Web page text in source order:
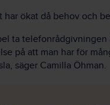
har ökat då behov och
ta
på att man har för
säger Camilla Öhman.